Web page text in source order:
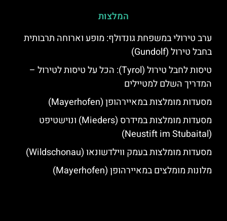
המלצות
ערב טירולי במשפחת גונדולף: מופע וארוחה תרבותית
בחבל טירול (Gundolf)
טיסות לחבל טירול (Tyrol): הכל על טיסות לטירול –
המדריך השלם למטיילים
מסעדות מומלצות במאיירהופן (Mayerhofen)
מסעדות מומלצות במידרס (Mieders) ונוישטיפט
(Neustift im Stubaital)
מסעדות מומלצות בעמק ווילדשונאו (Wildschonau)
מלונות מומלצים במאיירהופן (Mayerhofen)